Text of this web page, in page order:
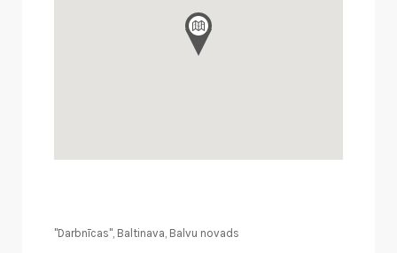
"Darbnīcas", Baltinava, Balvu novads